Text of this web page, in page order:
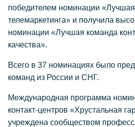
победителем номинации
телемаркетинга» и получила
номинации «Лучшая команда
качества».
Всего в 37 номинациях было
команд из России и СНГ.
Международная программа
контакт-центров «Хрустальная
учреждена сообществом